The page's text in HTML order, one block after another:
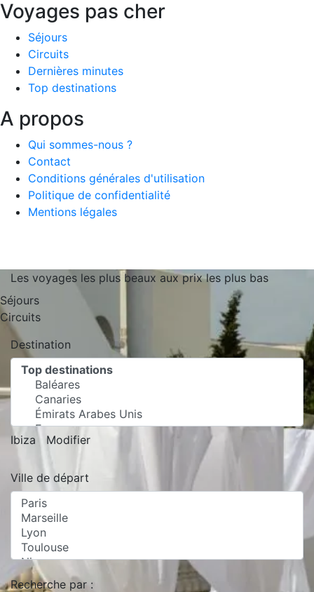
Voyages pas cher
Séjours
Circuits
Dernières minutes
Top destinations
A propos
Qui sommes-nous ?
Contact
Conditions générales d'utilisation
Politique de confidentialité
Mentions légales
Les voyages les plus beaux aux prix les plus bas
Séjours
Circuits
Destination
Ibiza Modifier
Ville de départ
Recherche par :